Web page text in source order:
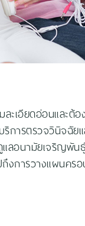
เอียดอ่อนและต้
ารตรวจวินิจฉัยแ
แลอนามัยเจริญ
งการวางแผนคร